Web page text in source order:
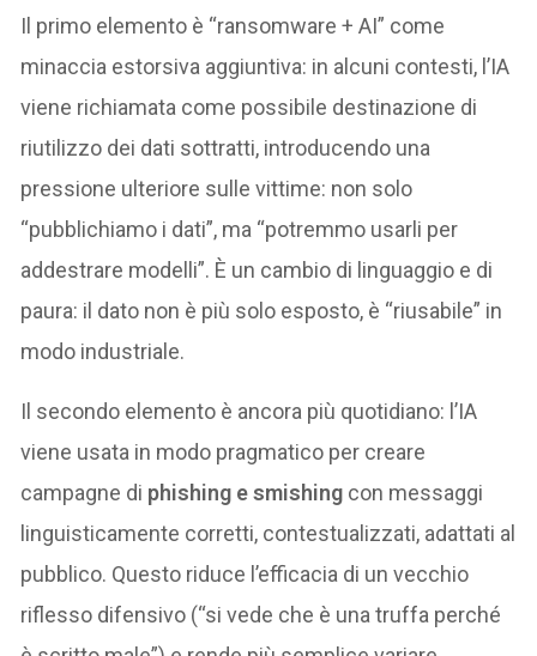
Il primo elemento è “ransomware + AI” come
minaccia estorsiva aggiuntiva: in alcuni contesti, l’IA
viene richiamata come possibile destinazione di
riutilizzo dei dati sottratti, introducendo una
pressione ulteriore sulle vittime: non solo
“pubblichiamo i dati”, ma “potremmo usarli per
addestrare modelli”. È un cambio di linguaggio e di
paura: il dato non è più solo esposto, è “riusabile” in
modo industriale.
Il secondo elemento è ancora più quotidiano: l’IA
viene usata in modo pragmatico per creare
campagne di phishing e smishing con messaggi
linguisticamente corretti, contestualizzati, adattati al
pubblico. Questo riduce l’efficacia di un vecchio
riflesso difensivo (“si vede che è una truffa perché